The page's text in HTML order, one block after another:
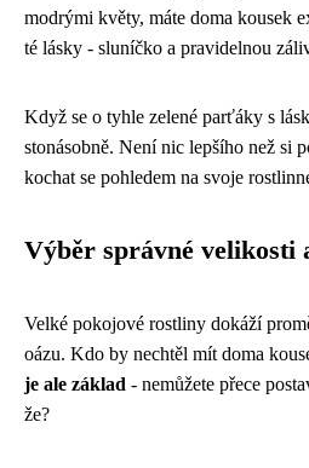
modrými květy, máte doma kousek
té lásky - sluníčko a pravidelnou
Když se o tyhle zelené parťáky s
stonásobně. Není nic lepšího než si
kochat se pohledem na svoje
Výběr správné velikosti
Velké pokojové rostliny dokáží
oázu. Kdo by nechtěl mít doma
je ale základ - nemůžete přece
že?